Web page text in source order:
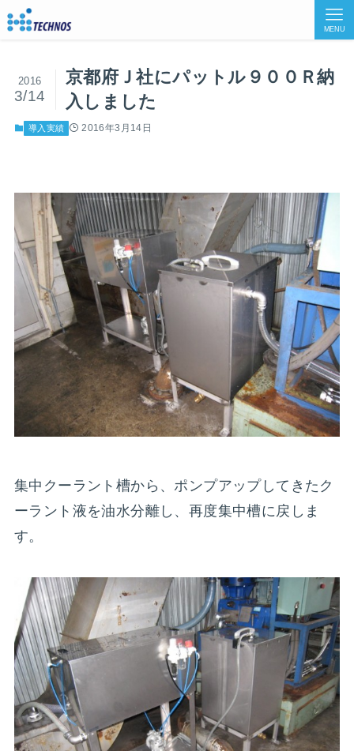
MENU
京都府Ｊ社にパットル９００Ｒ納
入しました
2016
3/14
導入実績 2016年3月14日
集中クーラント槽から、ポンプアップしてきたク
ーラント液を油水分離し、再度集中槽に戻しま
す。